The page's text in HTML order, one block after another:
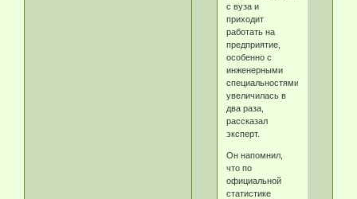
с вуза и
приходит
работать на
предприятие,
особенно с
инженерными
специальностями,
увеличилась в
два раза,
рассказал
эксперт.
Он напомнил,
что по
официальной
статистике